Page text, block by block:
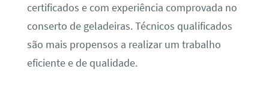
certificados e com experiência comprovada no
conserto de geladeiras. Técnicos qualificados
são mais propensos a realizar um trabalho
eficiente e de qualidade.